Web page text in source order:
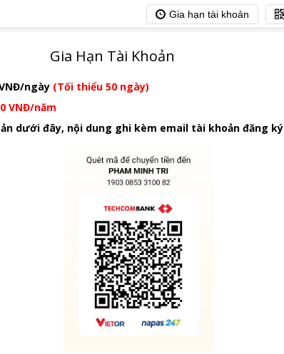
Gia hạn tài khoản
Gia Hạn Tài Khoản
ngày (Tối thiểu 50 ngày)
VNĐ/năm
dưới đây, nội dung ghi kèm email tài khoản đăng ký